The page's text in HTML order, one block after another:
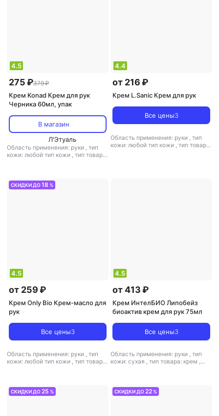
4.5
275 ₽379 ₽
Крем Konad Крем для рук
Черника 60мл, упак
В магазин
Л'Этуаль
Область применения: руки , тип
кожи: любой тип кожи , тип товара:
4.4
от 216 ₽
Крем L.Sanic Крем для рук
Все цены3
Область применения: руки , тип
кожи: любой тип кожи , тип товара:
СКИДКИ ДО18 %
4.5
от 259 ₽
Крем Only Bio Крем-масло для
рук
Все цены3
Область применения: руки , тип
кожи: любой тип кожи , тип товара:
4.5
от 413 ₽
Крем ИнтелБИО Липобейз
биоактив крем для рук 75мл
Все цены3
Область применения: руки , тип
кожи: сухая , тип товара: крем ,
СКИДКИ ДО25 % СКИДКИ ДО22 %